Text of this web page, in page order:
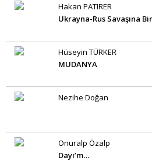
Hakan PATIRER
Ukrayna-Rus Savaşına
Hüseyin TÜRKER
MUDANYA
Nezihe Doğan
Onuralp Özalp
Dayı’m…